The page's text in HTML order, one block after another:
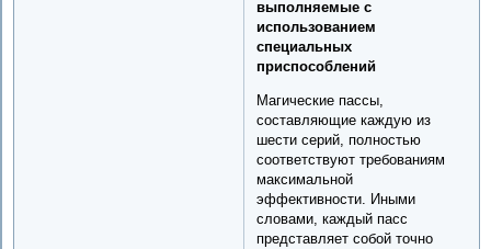
выполняемые с
использованием
специальных
приспособлений
Магические пассы,
составляющие каждую из
шести серий, полностью
соответствуют требованиям
максимальной
эффективности. Иными
словами, каждый пасс
представляет собой точно